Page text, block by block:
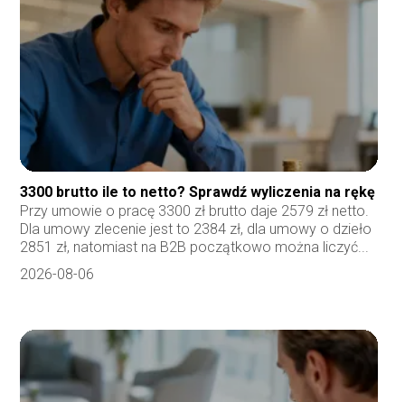
3300 brutto ile to netto? Sprawdź wyliczenia na rękę
Przy umowie o pracę 3300 zł brutto daje 2579 zł netto.
Dla umowy zlecenie jest to 2384 zł, dla umowy o dzieło
2851 zł, natomiast na B2B początkowo można liczyć...
2026-08-06